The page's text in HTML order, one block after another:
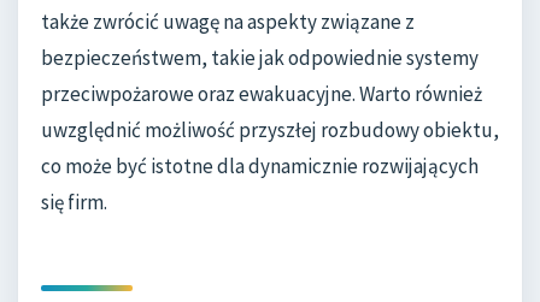
także zwrócić uwagę na aspekty związane z
bezpieczeństwem, takie jak odpowiednie systemy
przeciwpożarowe oraz ewakuacyjne. Warto również
uwzględnić możliwość przyszłej rozbudowy obiektu,
co może być istotne dla dynamicznie rozwijających
się firm.